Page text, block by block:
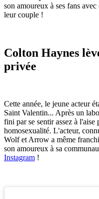
son amoureux à ses fans
leur couple !
Colton Haynes
privée
Cette année, le jeune acteur
Saint Valentin... Après un
fini par se sentir assez à
homosexualité. L'acteur,
Wolf et Arrow a même
son amoureux à sa
Instagram !